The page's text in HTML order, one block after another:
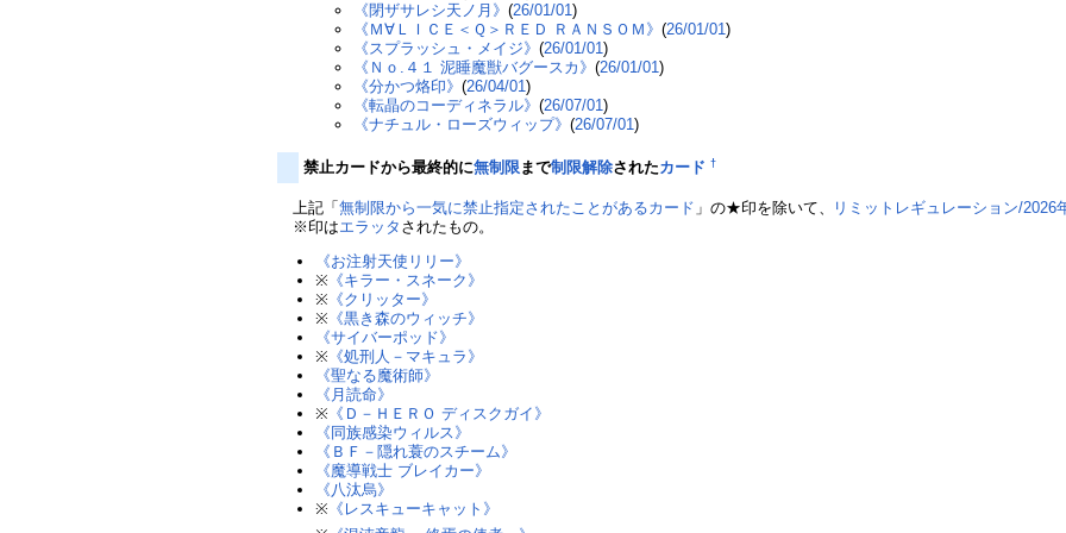
《閉ザサレシ天ノ月》(26/01/01)
《Ｍ∀ＬＩＣＥ＜Ｑ＞ＲＥＤ ＲＡＮＳＯＭ》(26/01/01)
《スプラッシュ・メイジ》(26/01/01)
《Ｎｏ.４１ 泥睡魔獣バグースカ》(26/01/01)
《分かつ烙印》(26/04/01)
《転晶のコーディネラル》(26/07/01)
《ナチュル・ローズウィップ》(26/07/01)
禁止カードから最終的に無制限まで制限解除されたカード †
上記「無制限から一気に禁止指定されたことがあるカード 」の★印を除いて、 リミットレギュレーション/2026
※印はエラッタ されたもの。
《お注射天使リリー》
※ 《キラー・スネーク》
※ 《クリッター》
※ 《黒き森のウィッチ》
《サイバーポッド》
※ 《処刑人－マキュラ》
《聖なる魔術師》
《月読命》
※ 《Ｄ－ＨＥＲＯ ディスクガイ》
《同族感染ウィルス》
《ＢＦ－隠れ蓑のスチーム》
《魔導戦士 ブレイカー》
《八汰烏》
※ 《レスキューキャット》